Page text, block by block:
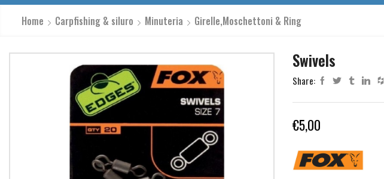
Home Carpfishing & siluro Minuteria Girelle,Moschettoni & Ring
Swivels
Share:
€5,00